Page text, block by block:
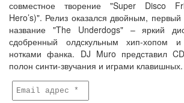
совместное творение "Super Disco
Hero’s)". Релиз оказался двойным,
название "The Underdogs" – яркий
сдобренный олдскульным хип-хопом и
нотками фанка. DJ Muro представил
полон синти-звучания и играми клавишных.